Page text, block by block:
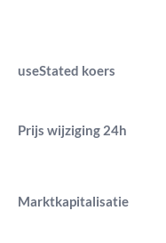
useStated koers
Prijs wijziging 24h
Marktkapitalisatie